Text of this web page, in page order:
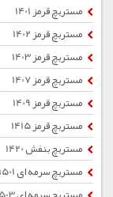
مستربچ قرمز 1401
مستربچ قرمز 1402
مستربچ قرمز 1403
مستربچ قرمز 1407
مستربچ قرمز 1409
مستربچ قرمز 1415
مستربچ بنفش 1420
مستربچ سرمه ای 1501